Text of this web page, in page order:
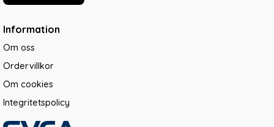
Information
Om oss
Ordervillkor
Om cookies
Integritetspolicy